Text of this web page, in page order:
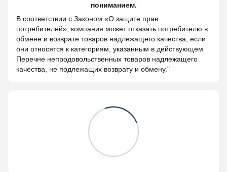
пониманием.
В соответствии с Законом «О защите прав
потребителей», компания может отказать потребителю в
обмене и возврате товаров надлежащего качества, если
они относятся к категориям, указанным в действующем
Перечне непродовольственных товаров надлежащего
качества, не подлежащих возврату и обмену."